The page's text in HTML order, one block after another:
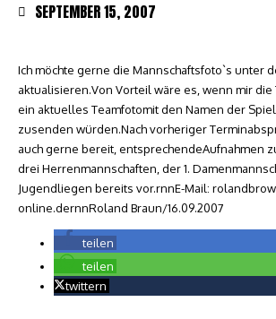
SEPTEMBER 15, 2007
Ich möchte gerne die Mannschaftsfoto`s unter
aktualisieren.Von Vorteil wäre es, wenn mir
ein aktuelles Teamfotomit den Namen der
zusenden würden.Nach vorheriger
auch gerne bereit, entsprechendeAufnahmen
drei Herrenmannschaften, der 1.
Jugendliegen bereits vor.rnnE-Mail:
online.dernnRoland Braun/16.09.2007
teilen
teilen
twittern